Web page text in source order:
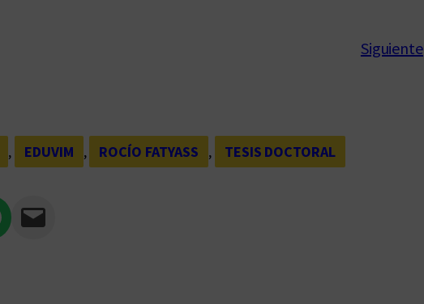
Siguiente
, EDUVIM , ROCÍO FATYASS , TESIS DOCTORAL
Compartir vía Email